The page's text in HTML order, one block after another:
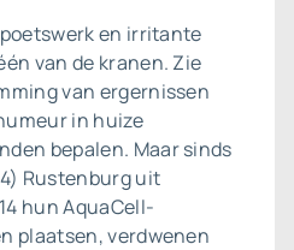
en irritante
van de kranen. Zie
van ergernissen
in huize
bepalen. Maar sinds
Rustenburg uit
hun AquaCell-
plaatsen, verdwenen